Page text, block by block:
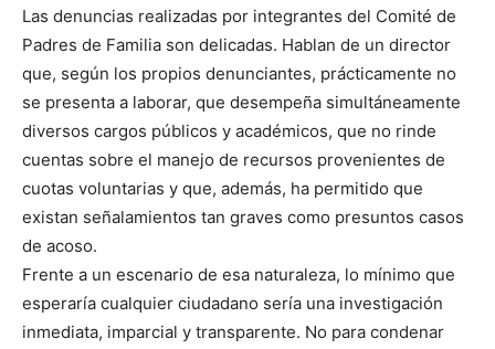
Las denuncias realizadas por integrantes del Comité de
Padres de Familia son delicadas. Hablan de un director
que, según los propios denunciantes, prácticamente no
se presenta a laborar, que desempeña simultáneamente
diversos cargos públicos y académicos, que no rinde
cuentas sobre el manejo de recursos provenientes de
cuotas voluntarias y que, además, ha permitido que
existan señalamientos tan graves como presuntos casos
de acoso.
Frente a un escenario de esa naturaleza, lo mínimo que
esperaría cualquier ciudadano sería una investigación
inmediata, imparcial y transparente. No para condenar